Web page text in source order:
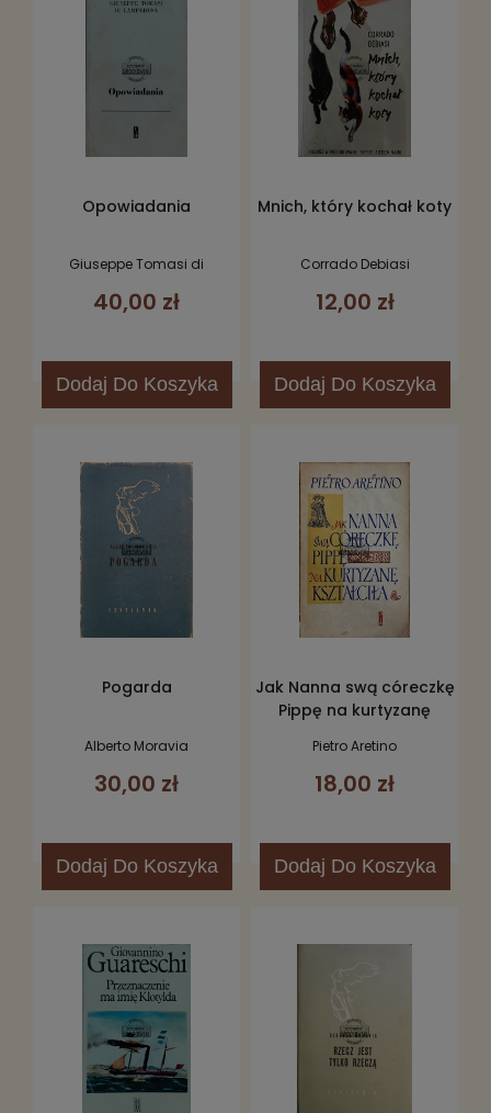
Opowiadania
Giuseppe Tomasi di
40,00 zł
Dodaj Do Koszyka
Mnich, który kochał koty
Corrado Debiasi
12,00 zł
Dodaj Do Koszyka
Pogarda
Alberto Moravia
30,00 zł
Dodaj Do Koszyka
Jak Nanna swą córeczkę
Pippę na kurtyzanę
Pietro Aretino
18,00 zł
Dodaj Do Koszyka